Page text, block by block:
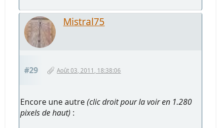
Mistral75
#29 Août 03, 2011, 18:38:06
Encore une autre(clic droit pour la voir en 1.280
pixels de haut) :